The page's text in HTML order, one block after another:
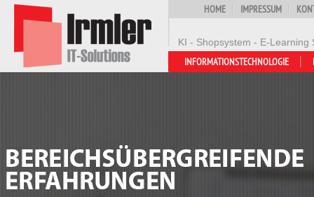
KI - Shopsystem - E-
HOME IMPRESSUM
INFORMATIONSTECHNOLOGIE